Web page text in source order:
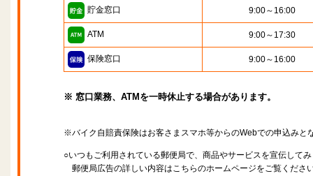
貯金窓口 9:00～16:00
ATM 9:00～17:30
保険窓口 9:00～16:00
※ 窓口業務、ATMを一時休止する場合があります。
※バイク自賠責保険はお客さまスマホ等からのWebでの申込みと
○いつもご利用されている郵便局で、商品やサービスを宣伝して
郵便局広告の詳しい内容はこちらのホームページをご覧くださ